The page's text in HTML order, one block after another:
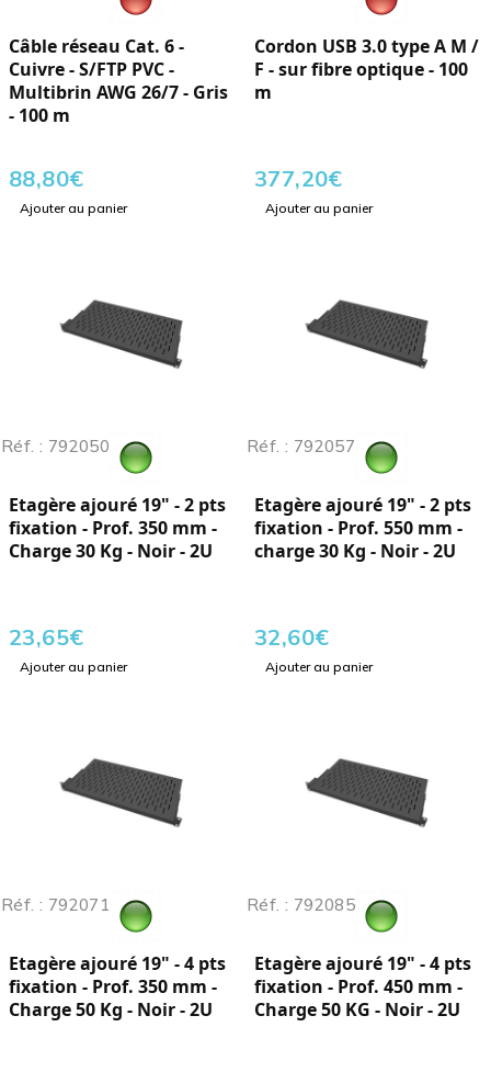
Câble réseau Cat. 6 -
Cuivre - S/FTP PVC -
Multibrin AWG 26/7 - Gris
- 100 m
88,80€
Ajouter au panier
Cordon USB 3.0 type A M /
F - sur fibre optique - 100
m
377,20€
Ajouter au panier
Réf. : 792050
Etagère ajouré 19" - 2 pts
fixation - Prof. 350 mm -
Charge 30 Kg - Noir - 2U
23,65€
Ajouter au panier
Réf. : 792057
Etagère ajouré 19" - 2 pts
fixation - Prof. 550 mm -
charge 30 Kg - Noir - 2U
32,60€
Ajouter au panier
Réf. : 792071
Etagère ajouré 19" - 4 pts
fixation - Prof. 350 mm -
Charge 50 Kg - Noir - 2U
Réf. : 792085
Etagère ajouré 19" - 4 pts
fixation - Prof. 450 mm -
Charge 50 KG - Noir - 2U